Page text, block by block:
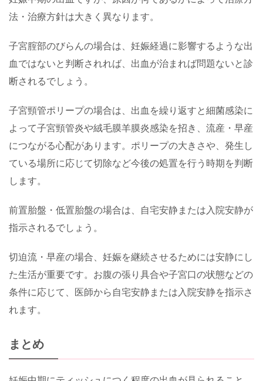
法・治療方針は大きく異なります。
子宮腟部のびらんの場合は、妊娠経過に影響するような出
血ではないと判断されれば、出血が治まれば問題ないと診
断されるでしょう。
子宮頸管ポリープの場合は、出血を繰り返すと細菌感染に
よって子宮頸管炎や絨毛膜羊膜炎感染を招き、流産・早産
につながる心配があります。ポリープの大きさや、発生し
ている場所に応じて切除など今後の処置を行う時期を判断
します。
前置胎盤・低置胎盤の場合は、自宅安静または入院安静が
指示されるでしょう。
切迫流・早産の場合、妊娠を継続させるためには安静にし
た生活が重要です。お腹の張り具合や子宮口の状態などの
条件に応じて、医師から自宅安静または入院安静を指示さ
れます。
まとめ